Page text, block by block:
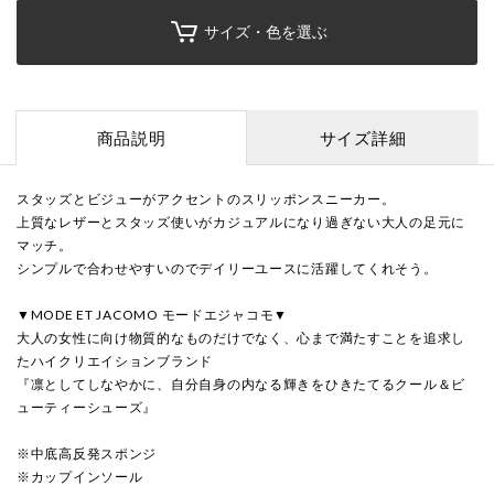
サイズ・色を選ぶ
商品説明 サイズ詳細
スタッズとビジューがアクセントのスリッポンスニーカー。
上質なレザーとスタッズ使いがカジュアルになり過ぎない大人の足元に
マッチ。
シンプルで合わせやすいのでデイリーユースに活躍してくれそう。
▼MODE ET JACOMO モードエジャコモ▼
大人の女性に向け物質的なものだけでなく、心まで満たすことを追求し
たハイクリエイションブランド
『凛としてしなやかに、自分自身の内なる輝きをひきたてるクール＆ビ
ューティーシューズ』
※中底高反発スポンジ
※カップインソール